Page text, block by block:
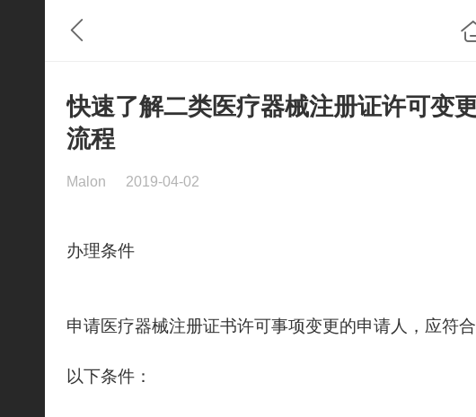
快速了解二类医疗器械注册证许可变
流程
Malon 2019-04-02
办理条件
申请医疗器械注册证书许可事项变更的申请人，应符合
以下条件：